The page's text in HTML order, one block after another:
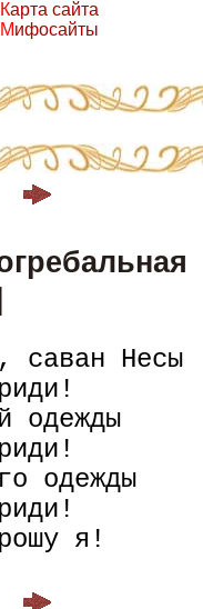
Карта сайта
Мифосайты
саван Несы
одежды
одежды